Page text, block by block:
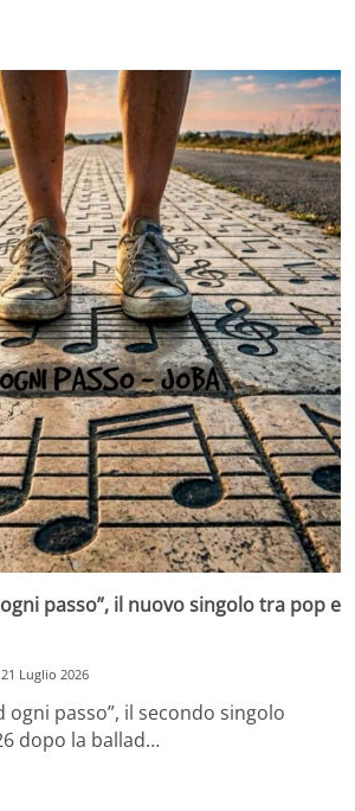
passo”, il nuovo singolo tra pop e
21 Luglio 2026
ogni passo”, il secondo singolo
dopo la ballad…